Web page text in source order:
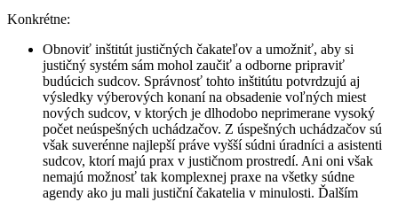
Konkrétne:
Obnoviť inštitút justičných čakateľov a umožniť, aby si
justičný systém sám mohol zaučiť a odborne pripraviť
budúcich sudcov. Správnosť tohto inštitútu potvrdzujú aj
výsledky výberových konaní na obsadenie voľných miest
nových sudcov, v ktorých je dlhodobo neprimerane vysoký
počet neúspešných uchádzačov. Z úspešných uchádzačov sú
však suverénne najlepší práve vyšší súdni úradníci a asistenti
sudcov, ktorí majú prax v justičnom prostredí. Ani oni však
nemajú možnosť tak komplexnej praxe na všetky súdne
agendy ako ju mali justiční čakatelia v minulosti. Ďalším